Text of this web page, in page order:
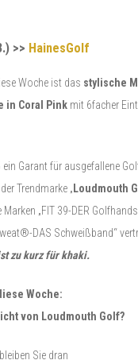
>> HainesGolf
Woche ist das stylische
in Coral Pink mit 6facher
Garant für ausgefallene
Trendmarke „Loudmouth
„FIT 39-DER
DAS Schweißband“
zu kurz für khaki.
Woche:
von Loudmouth Golf?
Sie dran